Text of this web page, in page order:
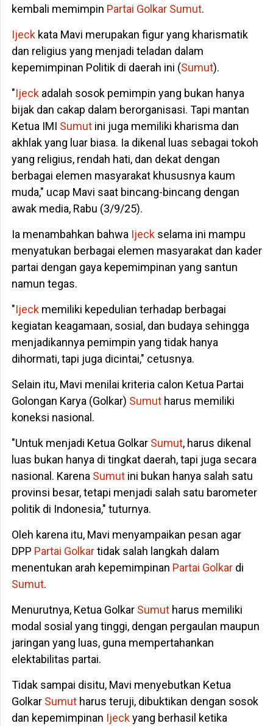
kembali memimpin Partai Golkar Sumut.
Ijeckkata Mavi merupakan figur yang kharismatik
dan religius yang menjadi teladan dalam
kepemimpinan Politik di daerah ini (Sumut).
"Ijeckadalah sosok pemimpin yang bukan hanya
bijak dan cakap dalam berorganisasi. Tapi mantan
Ketua IMI Sumutini juga memiliki kharisma dan
akhlak yang luar biasa. Ia dikenal luas sebagai tokoh
yang religius, rendah hati, dan dekat dengan
berbagai elemen masyarakat khususnya kaum
muda," ucap Mavi saat bincang-bincang dengan
awak media, Rabu (3/9/25).
Ia menambahkan bahwa Ijeckselama ini mampu
menyatukan berbagai elemen masyarakat dan kader
partai dengan gaya kepemimpinan yang santun
namun tegas.
"Ijeckmemiliki kepedulian terhadap berbagai
kegiatan keagamaan, sosial, dan budaya sehingga
menjadikannya pemimpin yang tidak hanya
dihormati, tapi juga dicintai," cetusnya.
Selain itu, Mavi menilai kriteria calon Ketua Partai
Golongan Karya (Golkar) Sumutharus memiliki
koneksi nasional.
"Untuk menjadi Ketua Golkar Sumut, harus dikenal
luas bukan hanya di tingkat daerah, tapi juga secara
nasional. Karena Sumutini bukan hanya salah satu
provinsi besar, tetapi menjadi salah satu barometer
politik di Indonesia," tuturnya.
Oleh karena itu, Mavi menyampaikan pesan agar
DPP Partai Golkartidak salah langkah dalam
menentukan arah kepemimpinan Partai Golkardi
Sumut.
Menurutnya, Ketua Golkar Sumutharus memiliki
modal sosial yang tinggi, dengan pergaulan maupun
jaringan yang luas, guna mempertahankan
elektabilitas partai.
Tidak sampai disitu, Mavi menyebutkan Ketua
Golkar Sumutharus teruji, dibuktikan dengan sosok
dan kepemimpinan Ijeckyang berhasil ketika